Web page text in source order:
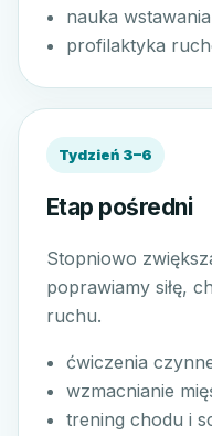
nauka
profilaktyka
Tydzień 3–6
Etap pośredni
Stopniowo
poprawiamy siłę,
ruchu.
ćwiczenia
wzmacnianie
trening chodu i